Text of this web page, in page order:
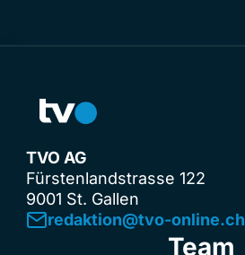
TVO AG
Fürstenlandstrasse 122
9001 St. Gallen
redaktion@tvo-online.ch
Team